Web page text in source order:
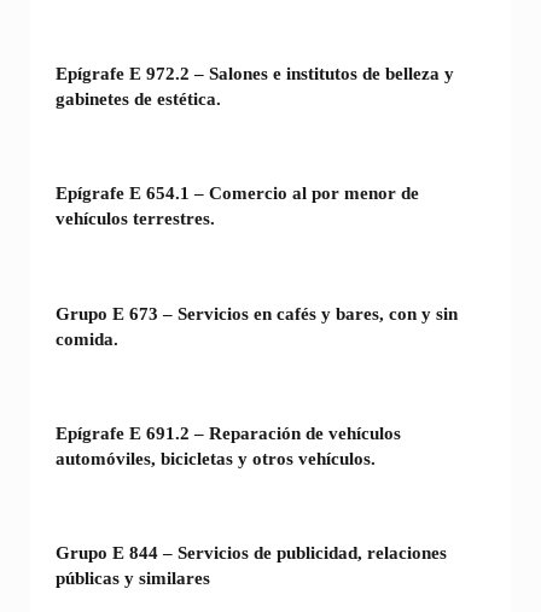
Epígrafe E 972.2 – Salones e institutos de belleza y
gabinetes de estética.
Epígrafe E 654.1 – Comercio al por menor de
vehículos terrestres.
Grupo E 673 – Servicios en cafés y bares, con y sin
comida.
Epígrafe E 691.2 – Reparación de vehículos
automóviles, bicicletas y otros vehículos.
Grupo E 844 – Servicios de publicidad, relaciones
públicas y similares